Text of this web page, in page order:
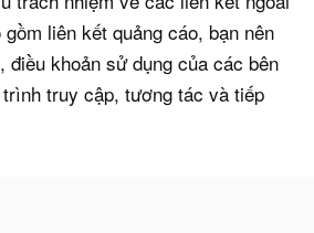
liên kết quảng cáo, bạn nên
khoản sử dụng của các bên
truy cập, tương tác và tiếp